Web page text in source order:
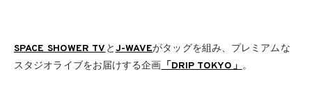
SPACE SHOWER TV とJ-WAVEがタッグを組み、プレミアムな
スタジオライブをお届けする企画 「DRIP TOKYO」 。